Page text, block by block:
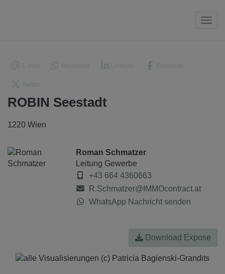
ROBIN Seestadt
1220 Wien
Roman Schmatzer
Leitung Gewerbe
+43 664 4360663
R.Schmatzer@IMMOcontract.at
WhatsApp Nachricht senden
Download Expose